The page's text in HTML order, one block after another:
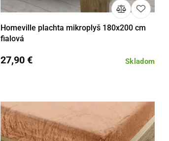
Detail Do košíka
Homeville plachta mikroplyš 180x200 cm
fialová
Skladom
27,90 €